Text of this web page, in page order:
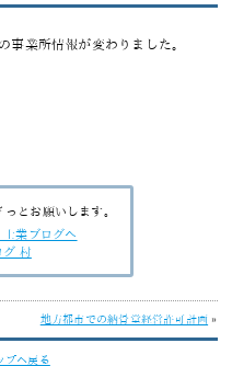
業所情報が変わりました。
とお願いします。
グ 村
地方都市での納骨堂経営許可計画 »
プへ戻る